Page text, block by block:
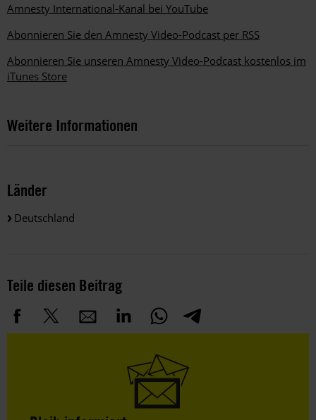
Amnesty International-Kanal bei YouTube
Abonnieren Sie den Amnesty Video-Podcast per RSS
Abonnieren Sie unseren Amnesty Video-Podcast kostenlos im
iTunes Store
Weitere Informationen
Länder
Deutschland
Teile diesen Beitrag